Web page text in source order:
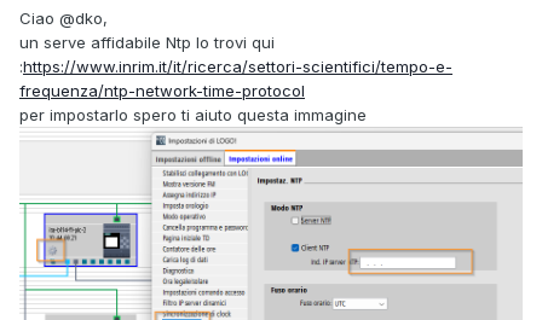
Ciao @dko,
un serve affidabile Ntp lo trovi qui
:https://www.inrim.it/it/ricerca/settori-scientifici/tempo-e-
frequenza/ntp-network-time-protocol
per impostarlo spero ti aiuto questa immagine